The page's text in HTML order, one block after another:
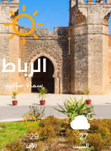
الرباط
سماء صافية
27
℃
السبت
29
℃
الأحد